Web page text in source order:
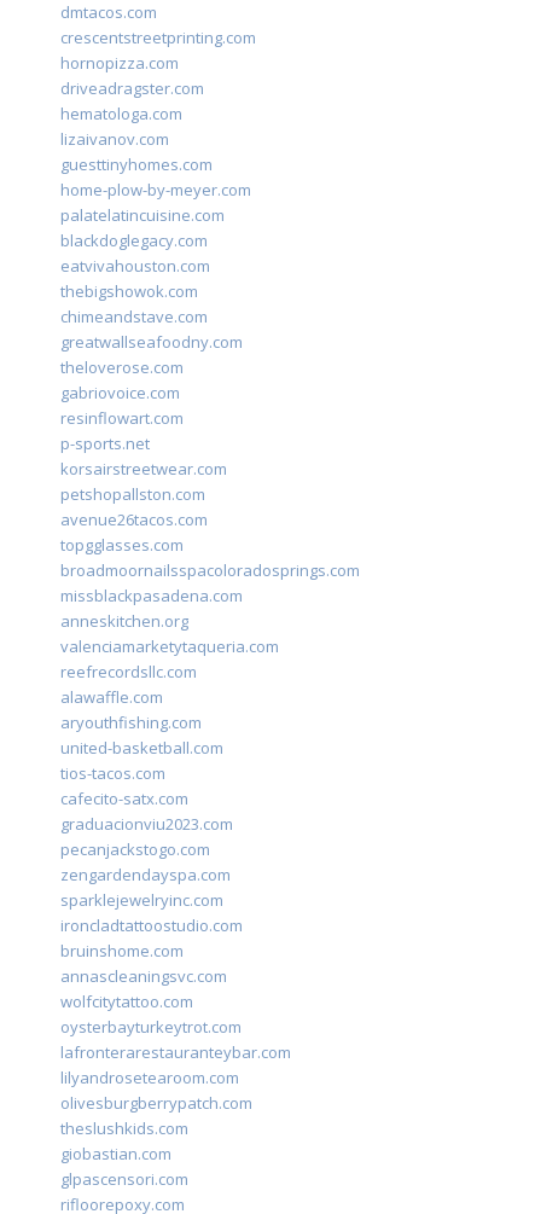
dmtacos.com
crescentstreetprinting.com
hornopizza.com
driveadragster.com
hematologa.com
lizaivanov.com
guesttinyhomes.com
home-plow-by-meyer.com
palatelatincuisine.com
blackdoglegacy.com
eatvivahouston.com
thebigshowok.com
chimeandstave.com
greatwallseafoodny.com
theloverose.com
gabriovoice.com
resinflowart.com
p-sports.net
korsairstreetwear.com
petshopallston.com
avenue26tacos.com
topgglasses.com
broadmoornailsspacoloradosprings.com
missblackpasadena.com
anneskitchen.org
valenciamarketytaqueria.com
reefrecordsllc.com
alawaffle.com
aryouthfishing.com
united-basketball.com
tios-tacos.com
cafecito-satx.com
graduacionviu2023.com
pecanjackstogo.com
zengardendayspa.com
sparklejewelryinc.com
ironcladtattoostudio.com
bruinshome.com
annascleaningsvc.com
wolfcitytattoo.com
oysterbayturkeytrot.com
lafronterarestauranteybar.com
lilyandrosetearoom.com
olivesburgberrypatch.com
theslushkids.com
giobastian.com
glpascensori.com
rifloorepoxy.com